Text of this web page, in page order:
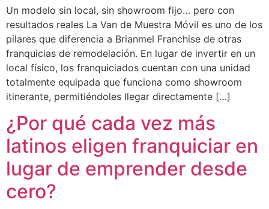
Un modelo sin local, sin showroom fijo… pero con
resultados reales La Van de Muestra Móvil es uno de los
pilares que diferencia a Brianmel Franchise de otras
franquicias de remodelación. En lugar de invertir en un
local físico, los franquiciados cuentan con una unidad
totalmente equipada que funciona como showroom
itinerante, permitiéndoles llegar directamente […]
¿Por qué cada vez más
latinos eligen franquiciar en
lugar de emprender desde
cero?